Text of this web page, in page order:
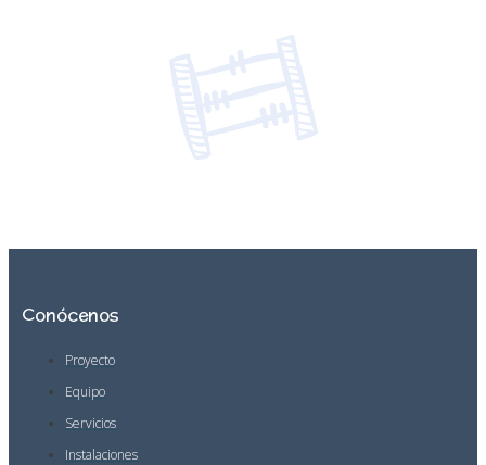
Conócenos
Proyecto
Equipo
Servicios
Instalaciones